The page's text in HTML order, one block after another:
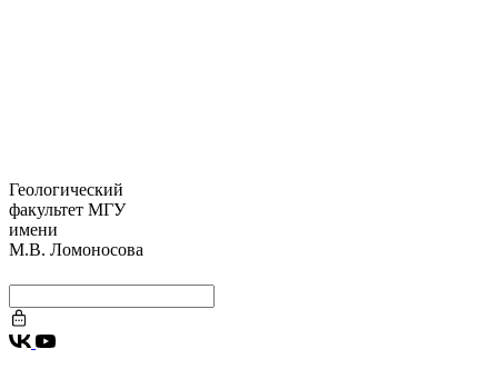
Геологический
факультет МГУ
имени
М.В. Ломоносова